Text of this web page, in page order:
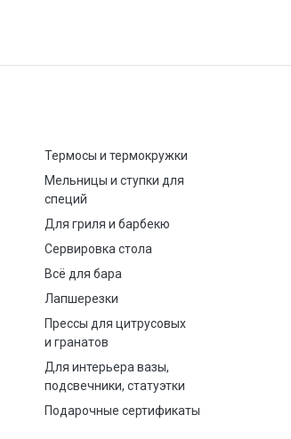
Термосы и термокружки
Мельницы и ступки для
специй
Для гриля и барбекю
Сервировка стола
Всё для бара
Лапшерезки
Прессы для цитрусовых
и гранатов
Для интерьера вазы,
подсвечники, статуэтки
Подарочные сертификаты